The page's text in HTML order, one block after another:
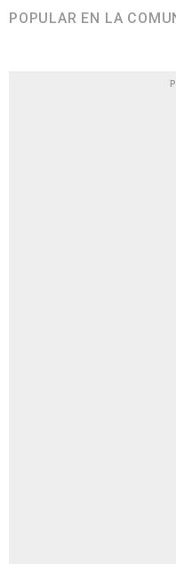
POPULAR EN LA